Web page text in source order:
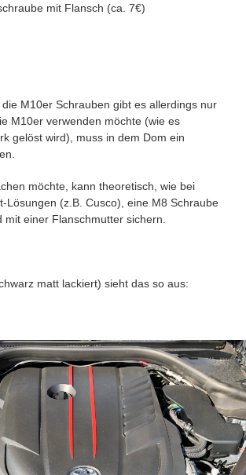
mit Flansch (ca. 7€)
M10er Schrauben gibt es allerdings nur
M10er verwenden möchte (wie es
gelöst wird), muss in dem Dom ein
möchte, kann theoretisch, wie bei
Lösungen (z.B. Cusco), eine M8 Schraube
mit einer Flanschmutter sichern.
matt lackiert) sieht das so aus: